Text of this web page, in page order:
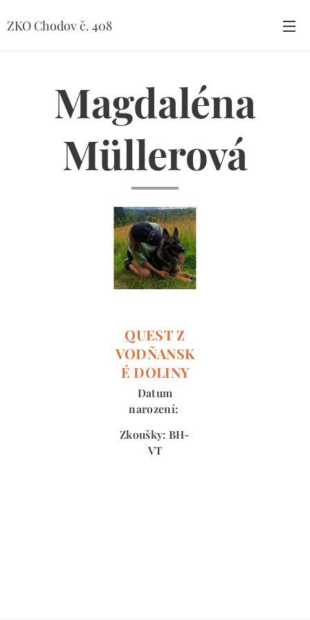
ZKO Chodov č. 408
Magdaléna
Müllerová
QUEST Z
VODŇANSK
É DOLINY
Datum
narození:
Zkoušky: BH-
VT